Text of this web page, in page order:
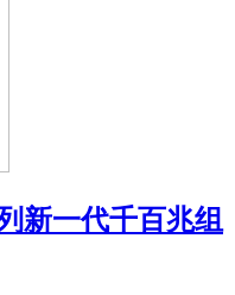
新一代千百兆组